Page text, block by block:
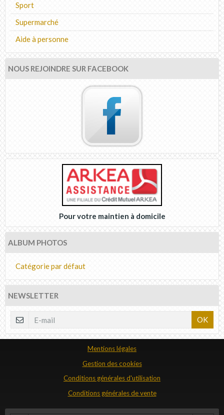
Sport
Supermarché
Aide à personne
NOUS REJOINDRE SUR FACEBOOK
Pour votre maintien à domicile
ALBUM PHOTOS
Catégorie par défaut
NEWSLETTER
OK
Mentions légales
Gestion des cookies
Conditions générales d'utilisation
Conditions générales de vente